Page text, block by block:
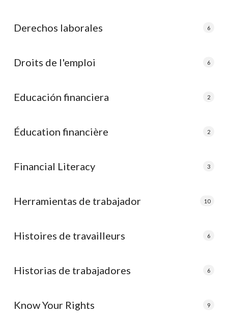
Derechos laborales 6
Droits de l'emploi 6
Educación financiera 2
Éducation financière 2
Financial Literacy 3
Herramientas de trabajador 10
Histoires de travailleurs 6
Historias de trabajadores 6
Know Your Rights 9